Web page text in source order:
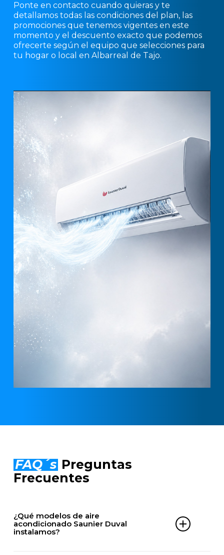
Ponte en contacto cuando quieras y te
detallamos todas las condiciones del plan, las
promociones que tenemos vigentes en este
momento y el descuento exacto que podemos
ofrecerte según el equipo que selecciones para
tu hogar o local en Albarreal de Tajo.
FAQ´s Preguntas
Frecuentes
¿Qué modelos de aire
acondicionado Saunier Duval
instalamos?